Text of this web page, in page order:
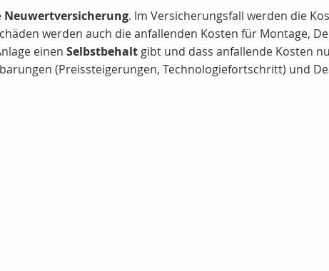
Neuwertversicherung. Im Versicherungsfall werden die
werden auch die anfallenden Kosten für Montage,
einen Selbstbehalt gibt und dass anfallende Kosten
(Preissteigerungen, Technologiefortschritt) und